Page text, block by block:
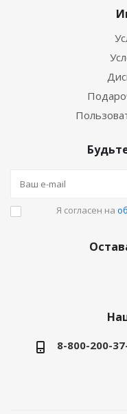
Я согласен на
8-800-200-